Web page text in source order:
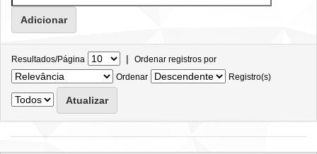
Resultados/Página | Ordenar registros por
Ordenar
Registro(s)